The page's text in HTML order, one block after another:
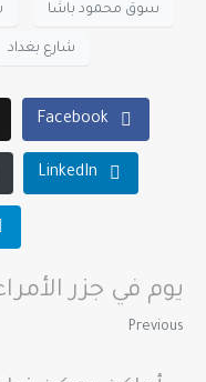
سوق محمود باشا
شارع بغداد
Facebook
LinkedIn
يوم في جزر
Previous